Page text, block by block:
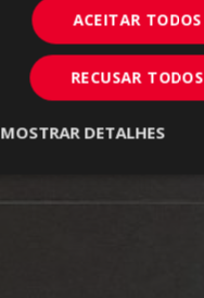
ACEITAR TODOS
RECUSAR TODOS
MOSTRAR DETALHES